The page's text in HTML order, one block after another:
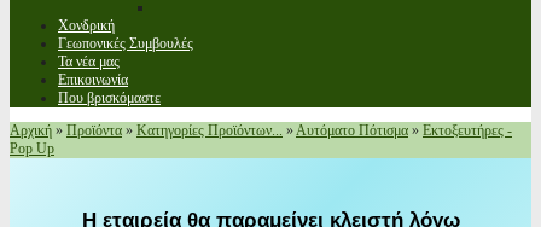
Χονδρική
Γεωπονικές Συμβουλές
Τα νέα μας
Επικοινωνία
Που βρισκόμαστε
Αρχική » Προϊόντα » Κατηγορίες Προϊόντων... »Αυτόματο Πότισμα » Εκτοξευτήρες -
Pop Up
Η εταιρεία θα παραμείνει κλειστή λόγω